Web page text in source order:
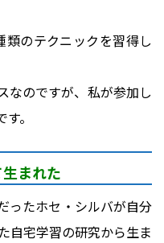
のテクニックを習得し
なのですが、私が参加し
。
まれた
ったホセ・シルバが自分
自宅学習の研究から生ま